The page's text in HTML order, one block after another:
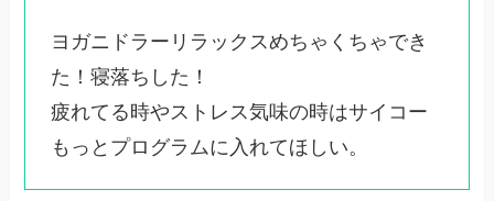
ヨガニドラーリラックスめちゃくちゃでき
た！寝落ちした！
疲れてる時やストレス気味の時はサイコー
もっとプログラムに入れてほしい。